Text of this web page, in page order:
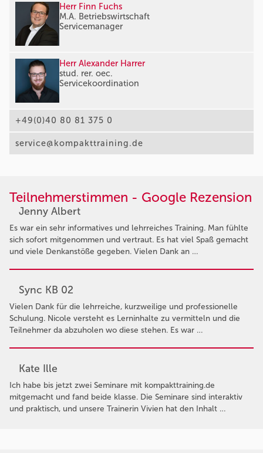
Herr Finn Fuchs
M.A. Betriebswirtschaft
Servicemanager
Herr Alexander Harrer
stud. rer. oec.
Servicekoordination
+49(0)40 80 81 375 0
service@kompakttraining.de
Teilnehmerstimmen - Google Rezension
Jenny Albert
Es war ein sehr informatives und lehrreiches Training. Man fühlte
sich sofort mitgenommen und vertraut. Es hat viel Spaß gemacht
und viele Denkanstöße gegeben. Vielen Dank an …
Sync KB 02
Vielen Dank für die lehrreiche, kurzweilige und professionelle
Schulung. Nicole versteht es Lerninhalte zu vermitteln und die
Teilnehmer da abzuholen wo diese stehen. Es war …
Kate Ille
Ich habe bis jetzt zwei Seminare mit kompakttraining.de
mitgemacht und fand beide klasse. Die Seminare sind interaktiv
und praktisch, und unsere Trainerin Vivien hat den Inhalt …